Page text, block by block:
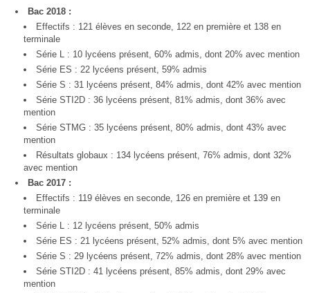
Bac 2018 :
Effectifs : 121 élèves en seconde, 122 en première et 138 en
terminale
Série L : 10 lycéens présent, 60% admis, dont 20% avec mention
Série ES : 22 lycéens présent, 59% admis
Série S : 31 lycéens présent, 84% admis, dont 42% avec mention
Série STI2D : 36 lycéens présent, 81% admis, dont 36% avec
mention
Série STMG : 35 lycéens présent, 80% admis, dont 43% avec
mention
Résultats globaux : 134 lycéens présent, 76% admis, dont 32%
avec mention
Bac 2017 :
Effectifs : 119 élèves en seconde, 126 en première et 139 en
terminale
Série L : 12 lycéens présent, 50% admis
Série ES : 21 lycéens présent, 52% admis, dont 5% avec mention
Série S : 29 lycéens présent, 72% admis, dont 28% avec mention
Série STI2D : 41 lycéens présent, 85% admis, dont 29% avec
mention